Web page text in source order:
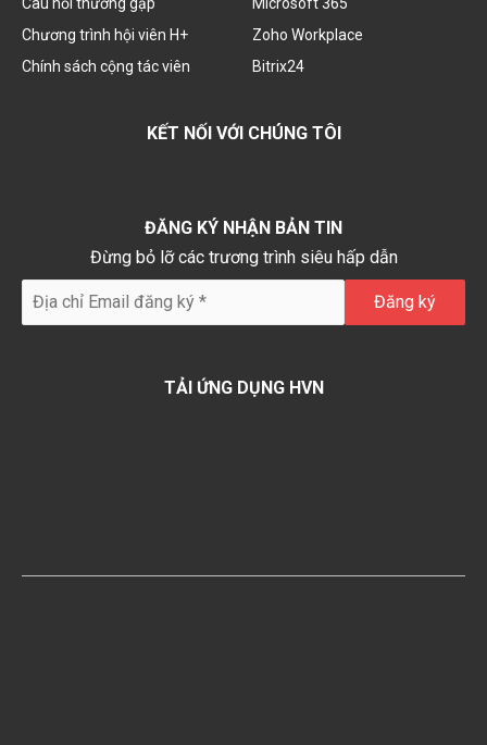
Câu hỏi thường gặp
Chương trình hội viên H+
Chính sách cộng tác viên
Microsoft 365
Zoho Workplace
Bitrix24
KẾT NỐI VỚI CHÚNG TÔI
ĐĂNG KÝ NHẬN BẢN TIN
Đừng bỏ lỡ các trương trình siêu hấp dẫn
TẢI ỨNG DỤNG HVN